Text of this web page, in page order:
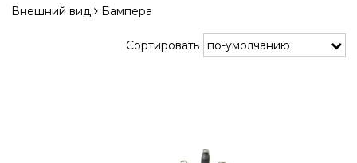
Внешний вид
Бампера
Сортировать